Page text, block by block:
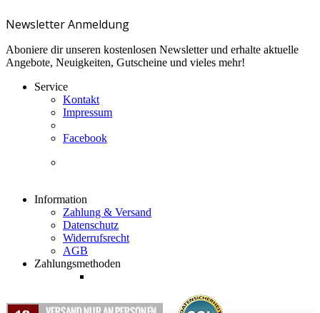
Newsletter Anmeldung
Aboniere dir unseren kostenlosen Newsletter und erhalte aktuelle
Angebote, Neuigkeiten, Gutscheine und vieles mehr!
Service
Kontakt
Impressum
Facebook
Information
Zahlung & Versand
Datenschutz
Widerrufsrecht
AGB
Zahlungsmethoden